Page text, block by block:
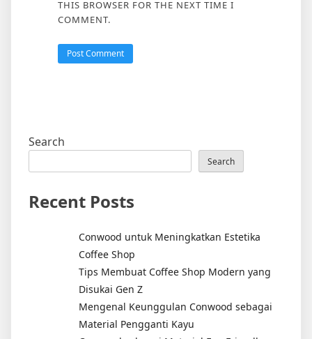
THIS BROWSER FOR THE NEXT TIME I
COMMENT.
Search
Search
Recent Posts
Conwood untuk Meningkatkan Estetika
Coffee Shop
Tips Membuat Coffee Shop Modern yang
Disukai Gen Z
Mengenal Keunggulan Conwood sebagai
Material Pengganti Kayu